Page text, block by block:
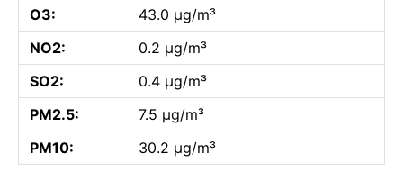
O3:
43.0 µg/m³
NO2:
0.2 µg/m³
SO2:
0.4 µg/m³
PM2.5:
7.5 µg/m³
PM10:
30.2 µg/m³